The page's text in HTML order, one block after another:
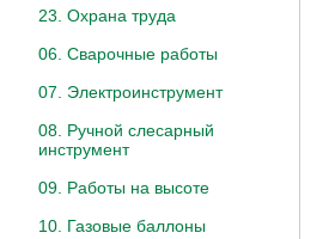
23. Охрана труда
06. Сварочные работы
07. Электроинструмент
08. Ручной слесарный
инструмент
09. Работы на высоте
10. Газовые баллоны